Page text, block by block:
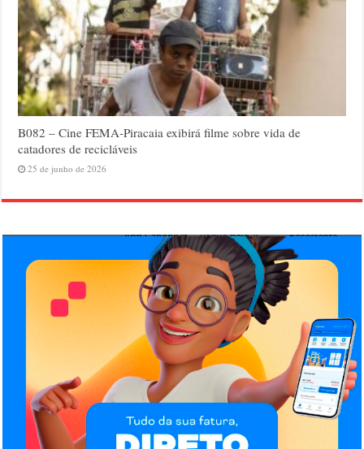
B082 – Cine FEMA-Piracaia exibirá filme sobre vida de
catadores de recicláveis
25 de junho de 2026